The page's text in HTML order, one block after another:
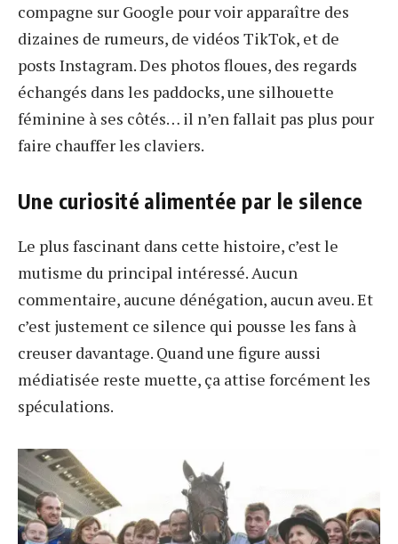
compagne sur Google pour voir apparaître des
dizaines de rumeurs, de vidéos TikTok, et de
posts Instagram. Des photos floues, des regards
échangés dans les paddocks, une silhouette
féminine à ses côtés… il n’en fallait pas plus pour
faire chauffer les claviers.
Une curiosité alimentée par le silence
Le plus fascinant dans cette histoire, c’est le
mutisme du principal intéressé. Aucun
commentaire, aucune dénégation, aucun aveu. Et
c’est justement ce silence qui pousse les fans à
creuser davantage. Quand une figure aussi
médiatisée reste muette, ça attise forcément les
spéculations.